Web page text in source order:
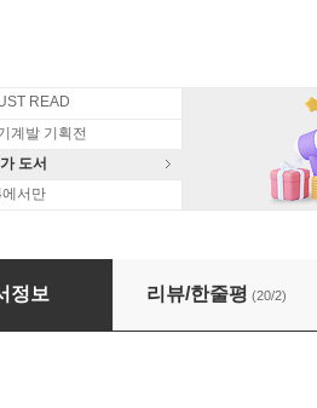
READ
계발 기획전
도서
서만
내가 만든 일터로 출근합니다
정보 리뷰/한줄평 (20/2)